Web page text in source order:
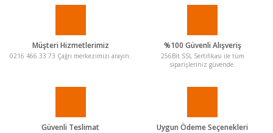
Müşteri Hizmetlerimiz
0216 466 33 73 Çağrı merkezimizi arayın.
%100 Güvenli Alışveriş
256Bit SSL Sertifikası ile tüm
siparişleriniz güvende.
Güvenli Teslimat Uygun Ödeme Seçenekleri